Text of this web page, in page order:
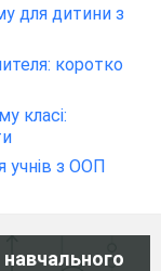
для дитини з
коротко
класі:
учнів з ООП